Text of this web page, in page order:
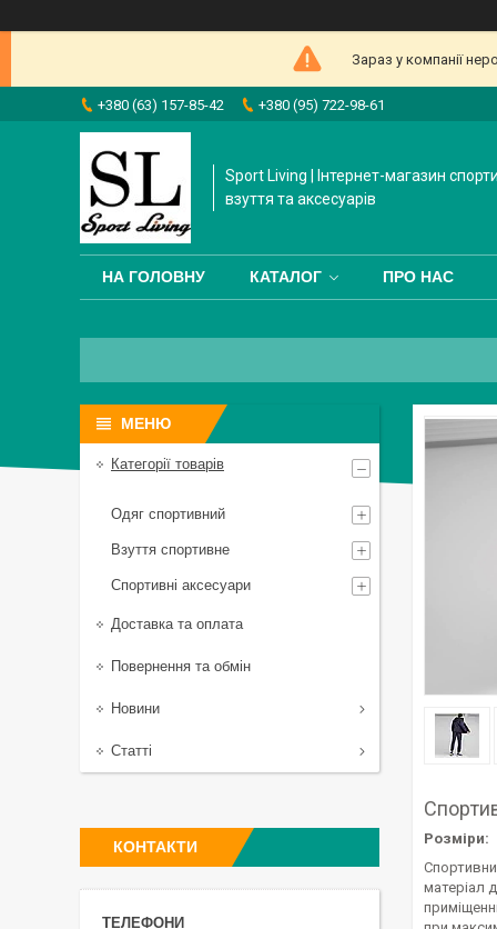
Зараз у компанії
+380 (63) 157-85-42 +380 (95) 722-98-61
Sport Living | Інтернет-магазин
взуття та аксесуарів
НА ГОЛОВНУ КАТАЛОГ ПРО НАС
Розміри:
матеріал
Категорії товарів
Одяг спортивний
Взуття спортивне
Спортивні аксесуари
Доставка та оплата
Повернення та обмін
Новини
Статті
КОНТАКТИ